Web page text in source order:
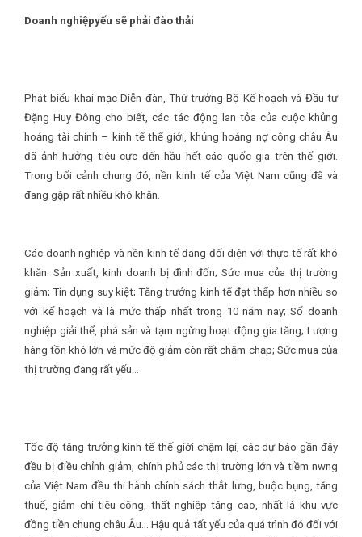
Doanh nghiệpyếu sẽ phải đào thải
Phát biểu khai mạc Diễn đàn, Thứ trưởng Bộ Kế hoạch và Đầu tư
Đặng Huy Đông cho biết, các tác động lan tỏa của cuộc khủng
hoảng tài chính – kinh tế thế giới, khủng hoảng nợ công châu Âu
đã ảnh hưởng tiêu cực đến hầu hết các quốc gia trên thế giới.
Trong bối cảnh chung đó, nền kinh tế của Việt Nam cũng đã và
đang gặp rất nhiều khó khăn.
Các doanh nghiệp và nền kinh tế đang đối diện với thực tế rất khó
khăn: Sản xuất, kinh doanh bị đình đốn; Sức mua của thị trường
giảm; Tín dụng suy kiệt; Tăng trưởng kinh tế đạt thấp hơn nhiều so
với kế hoạch và là mức thấp nhất trong 10 năm nay; Số doanh
nghiệp giải thể, phá sản và tạm ngừng hoạt động gia tăng; Lượng
hàng tồn khó lớn và mức độ giảm còn rất chậm chạp; Sức mua của
thị trường đang rất yếu…
Tốc độ tăng trưởng kinh tế thế giới chậm lại, các dự báo gần đây
đều bị điều chỉnh giảm, chính phủ các thị trường lớn và tiềm nwng
của Việt Nam đều thi hành chính sách thắt lưng, buộc bụng, tăng
thuế, giảm chi tiêu công, thất nghiệp tăng cao, nhất là khu vực
đồng tiền chung châu Âu… Hậu quả tất yếu của quá trình đó đối với